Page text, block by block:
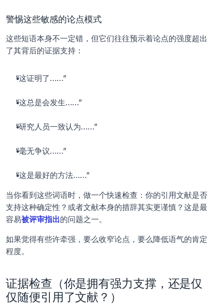
警惕这些敏感的论点模式
这些短语本身不一定错，但它们往往预示着论点的强度超出
了其背后的证据支持：
“这证明了……”
“这总是会发生……”
“研究人员一致认为……”
“毫无争议……”
“这是最好的方法……”
当你看到这些词语时，做一个快速检查：你的引用文献是否
支持这种确定性？或者文献本身的措辞其实更谨慎？这是最
容易被评审指出的问题之一。
如果觉得有些许牵强，要么收窄论点，要么降低语气的肯定
程度。
证据检查（你是拥有强力支撑，还是仅
仅随便引用了文献？）